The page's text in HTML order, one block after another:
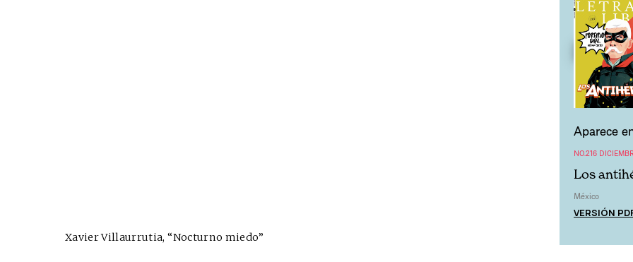
Xavier Villaurrutia, “Nocturno miedo”
Aparece
NO.216
Los
México
VERSIÓN